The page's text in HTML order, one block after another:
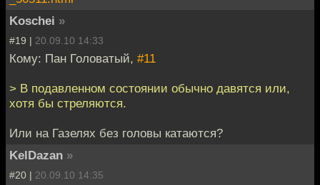
Koschei »
#19 | 20.09.10 14:33
Кому: Пан Головатый, #11
> В подавленном состоянии обычно давятся или,
хотя бы стреляются.
Или на Газелях без головы катаются?
KelDazan »
#20 | 20.09.10 14:35